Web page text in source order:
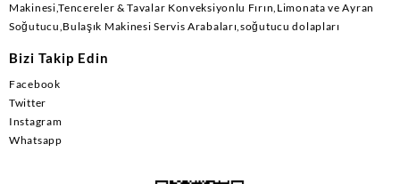
Makinesi,Tencereler & Tavalar Konveksiyonlu Fırın,Limonata ve Ayran
Soğutucu,Bulaşık Makinesi Servis Arabaları,soğutucu dolapları
Bizi Takip Edin
Facebook
Twitter
Instagram
Whatsapp